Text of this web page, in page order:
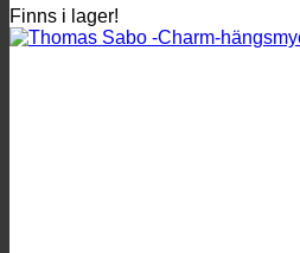
Finns i lager!